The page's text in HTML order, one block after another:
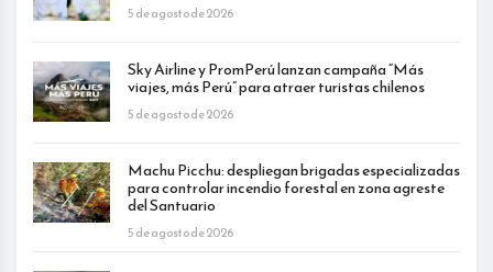
5 de agosto de 2026
Sky Airline y PromPerú lanzan campaña “Más
viajes, más Perú” para atraer turistas chilenos
5 de agosto de 2026
Machu Picchu: despliegan brigadas especializadas
para controlar incendio forestal en zona agreste
del Santuario
5 de agosto de 2026